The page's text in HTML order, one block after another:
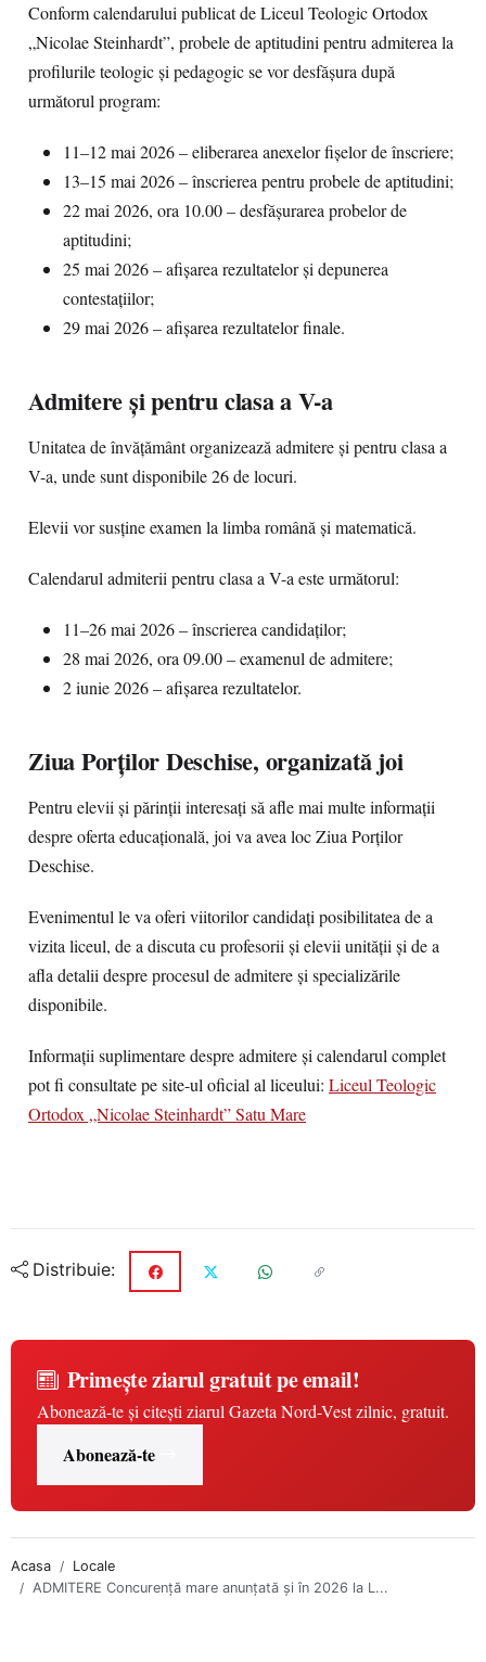
Conform calendarului publicat de Liceul Teologic Ortodox
„Nicolae Steinhardt”, probele de aptitudini pentru admiterea la
profilurile teologic și pedagogic se vor desfășura după
următorul program:
11–12 mai 2026 – eliberarea anexelor fișelor de înscriere;
13–15 mai 2026 – înscrierea pentru probele de aptitudini;
22 mai 2026, ora 10.00 – desfășurarea probelor de
aptitudini;
25 mai 2026 – afișarea rezultatelor și depunerea
contestațiilor;
29 mai 2026 – afișarea rezultatelor finale.
Admitere și pentru clasa a V-a
Unitatea de învățământ organizează admitere și pentru clasa a
V-a, unde sunt disponibile 26 de locuri.
Elevii vor susține examen la limba română și matematică.
Calendarul admiterii pentru clasa a V-a este următorul:
11–26 mai 2026 – înscrierea candidaților;
28 mai 2026, ora 09.00 – examenul de admitere;
2 iunie 2026 – afișarea rezultatelor.
Ziua Porților Deschise, organizată joi
Pentru elevii și părinții interesați să afle mai multe informații
despre oferta educațională, joi va avea loc Ziua Porților
Deschise.
Evenimentul le va oferi viitorilor candidați posibilitatea de a
vizita liceul, de a discuta cu profesorii și elevii unității și de a
afla detalii despre procesul de admitere și specializările
disponibile.
Informații suplimentare despre admitere și calendarul complet
pot fi consultate pe site-ul oficial al liceului: Liceul Teologic
Ortodox „Nicolae Steinhardt” Satu Mare
Distribuie:
Primește ziarul gratuit pe email!
Abonează-te și citești ziarul Gazeta Nord-Vest zilnic, gratuit.
Abonează-te
Acasa
Locale
ADMITERE Concurență mare anunțată și în 2026 la L...